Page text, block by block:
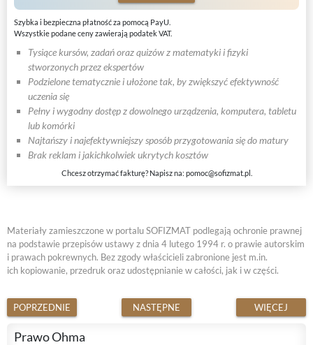
Szybka i bezpieczna płatność za pomocą PayU.
Wszystkie podane ceny zawierają podatek VAT.
Tysiące kursów, zadań oraz quizów z matematyki i fizyki
stworzonych przez ekspertów
Podzielone tematycznie i ułożone tak, by zwiększyć efektywność
uczenia się
Pełny i wygodny dostęp z dowolnego urządzenia, komputera, tabletu
lub komórki
Najtańszy i najefektywniejszy sposób przygotowania się do matury
Brak reklam i jakichkolwiek ukrytych kosztów
Chcesz otrzymać fakturę? Napisz na: pomoc@sofizmat.pl
Materiały zamieszczone w portalu SOFIZMAT podlegają ochronie prawnej
na podstawie przepisów ustawy z dnia 4 lutego 1994 r. o prawie autorskim
i prawach pokrewnych. Bez zgody właścicieli zabronione jest m.in.
ich kopiowanie, przedruk oraz udostępnianie w całości, jak i w części.
POPRZEDNIE NASTĘPNE WIĘCEJ
Prawo Ohma